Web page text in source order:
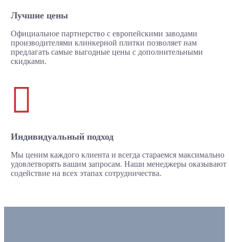
Лучшие цены
Официальное партнерство с европейскими заводами
производителями клинкерной плитки позволяет нам
предлагать самые выгодные цены с дополнительными
скидками.

Индивидуальный подход
Мы ценим каждого клиента и всегда стараемся максимально
удовлетворять вашим запросам. Наши менеджеры оказывают
содействие на всех этапах сотрудничества.